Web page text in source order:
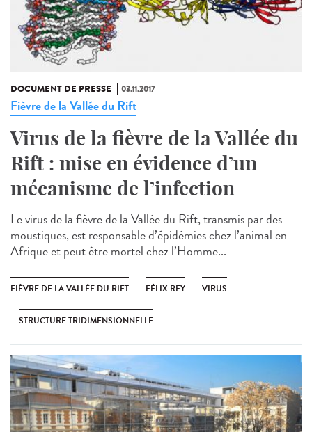
DOCUMENT DE PRESSE 03.11.2017
Fièvre de la Vallée du Rift
Virus de la fièvre de la Vallée du
Rift : mise en évidence d’un
mécanisme de l’infection
Le virus de la fièvre de la Vallée du Rift, transmis par des
moustiques, est responsable d’épidémies chez l’animal en
Afrique et peut être mortel chez l’Homme...
FIÈVRE DE LA VALLÉE DU RIFT FÉLIX REY VIRUS
STRUCTURE TRIDIMENSIONNELLE